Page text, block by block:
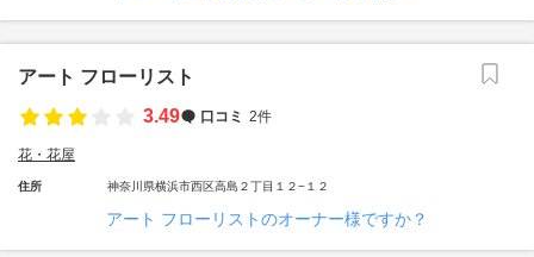
アート フローリスト
3.49
口コミ 2件
花・花屋
住所 神奈川県横浜市西区高島２丁目１２−１２
アート フローリストのオーナー様ですか？